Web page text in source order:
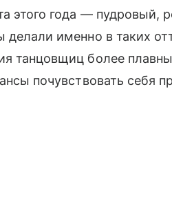
этого года — пудровый,
делали именно в таких
танцовщиц более
почувствовать себя